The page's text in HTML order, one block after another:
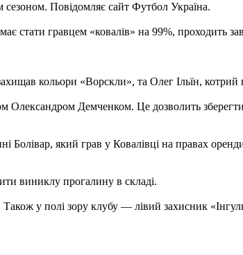
Повідомляє сайт Футбол Україна.
стати гравцем «ковалів» на 99%, проходить
кольори «Ворскли», та Олег Ільїн, котрий
Демченком. Це дозволить зберегти
який грав у Ковалівці на правах
виниклу прогалину в складі.
у полі зору клубу — лівий захисник